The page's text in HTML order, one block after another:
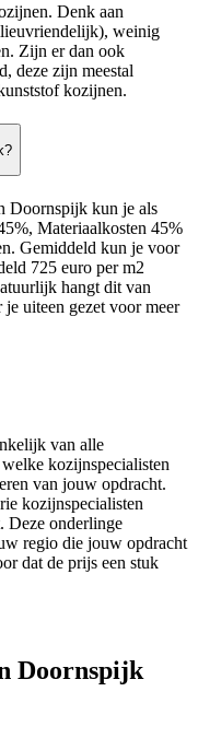
Denk aan
weinig
Zijn er dan ook
deze zijn meestal
kozijnen.
Doornspijk kun je als
Materiaalkosten 45%
Gemiddeld kun je voor
725 euro per m2
hangt dit van
uiteen gezet voor meer
van alle
kozijnspecialisten
van jouw opdracht.
kozijnspecialisten
Deze onderlinge
regio die jouw opdracht
dat de prijs een stuk
Doornspijk